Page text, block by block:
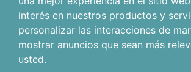
interés en nuestros productos y
personalizar las interacciones de
mostrar anuncios que sean más
usted.